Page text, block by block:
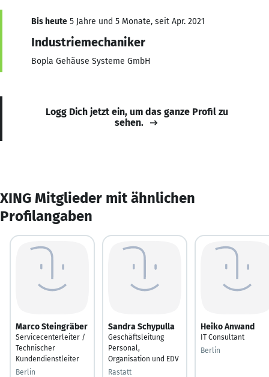
Bis heute 5 Jahre und 5 Monate, seit Apr. 2021
Industriemechaniker
Bopla Gehäuse Systeme GmbH
Logg Dich jetzt ein, um das ganze Profil zu
sehen.
XING Mitglieder mit ähnlichen
Profilangaben
Marco Steingräber
Servicecenterleiter /
Technischer
Kundendienstleiter
Berlin
Sandra Schypulla
Geschäftsleitung
Personal,
Organisation und EDV
Rastatt
Heiko Anwand
IT Consultant
Berlin